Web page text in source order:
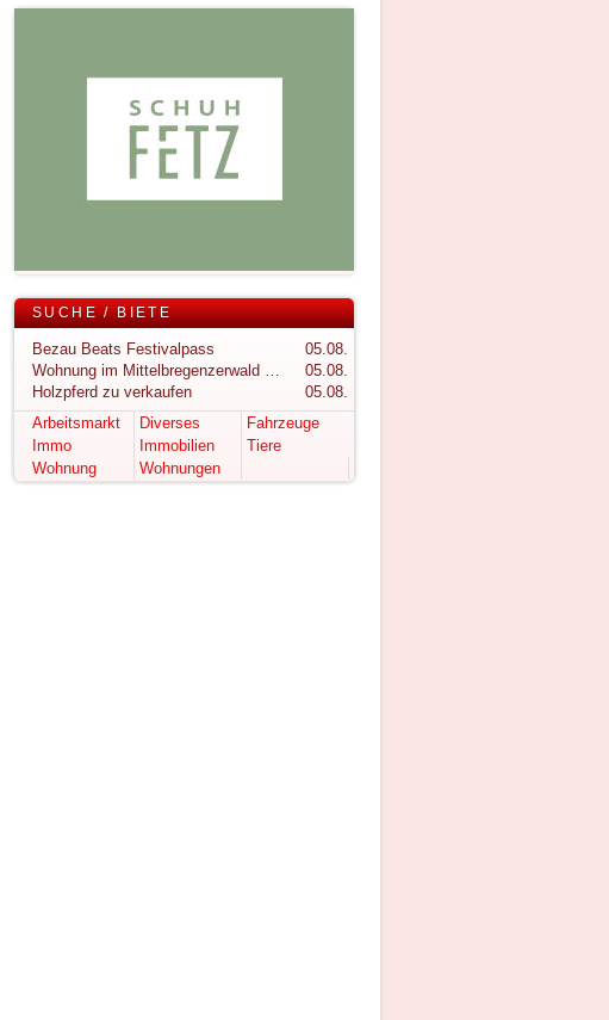
SUCHE / BIETE
Bezau Beats Festivalpass
05.08.
Wohnung im Mittelbregenzerwald gesucht!
05.08.
Holzpferd zu verkaufen
05.08.
Arbeitsmarkt
Diverses
Fahrzeuge
Immo
Immobilien
Tiere
Wohnung
Wohnungen